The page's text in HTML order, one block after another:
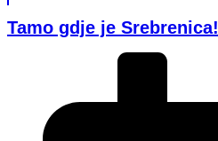
Tamo gdje je Srebrenica!